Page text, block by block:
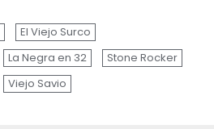
El Viejo Surco
La Negra en 32
Stone Rocker
Viejo Savio